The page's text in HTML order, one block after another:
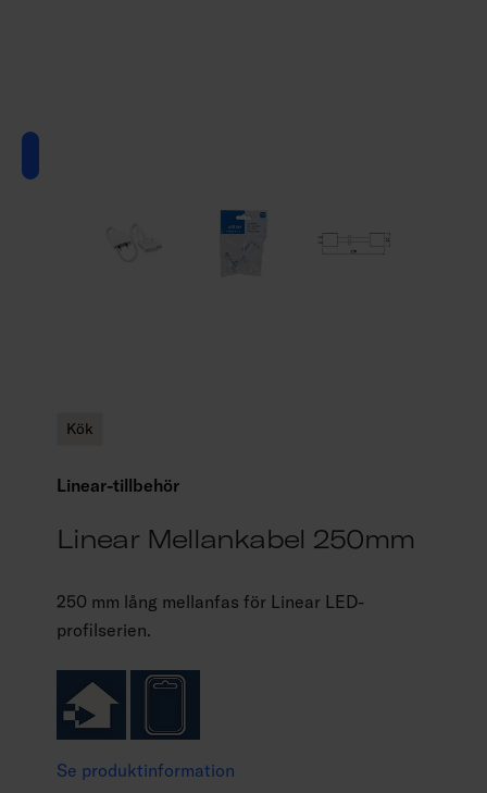
Kök
Linear-tillbehör
Linear Mellankabel 250mm
250 mm lång mellanfas för Linear LED-
profilserien.
Se produktinformation